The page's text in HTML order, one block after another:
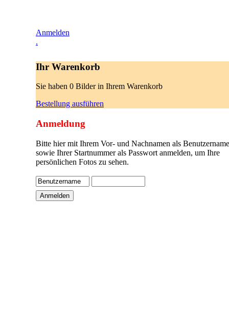
Anmelden
.
Ihr Warenkorb
Sie haben 0 Bilder in Ihrem Warenkorb
Bestellung ausführen
Anmeldung
Bitte hier mit Ihrem Vor- und Nachnamen als
sowie Ihrer Startnummer als Passwort anmelden, um Ihre
persönlichen Fotos zu sehen.